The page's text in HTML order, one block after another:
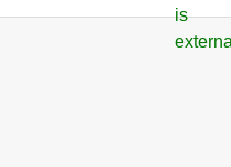
is